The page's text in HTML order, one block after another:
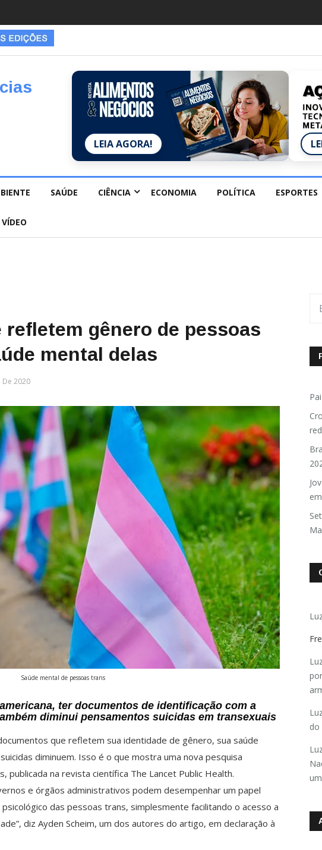
mulheres estão redescobrindo hobbies para desacelerar
LEIA AGORA!
SAÚDE CIÊNCIA ECONOMIA POLÍTICA ESPORTES
VÍDEO
gênero de pessoas
mental delas
De 2020
Saúde mental de pessoas trans
ter documentos de identificação com a
diminui pensamentos suicidas em transexuais
que refletem sua identidade de gênero, sua saúde
diminuem. Isso é o que mostra uma nova pesquisa
publicada na revista científica The Lancet Public Health.
e órgãos administrativos podem desempenhar um papel
das pessoas trans, simplesmente facilitando o acesso a
diz Ayden Scheim, um dos autores do artigo, em declaração à
do